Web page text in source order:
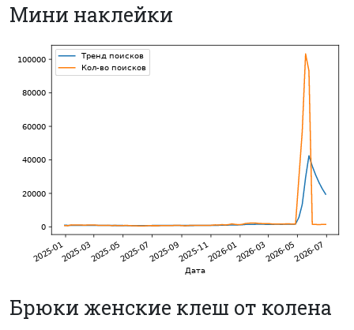
Мини наклейки
Брюки женские клеш от колена